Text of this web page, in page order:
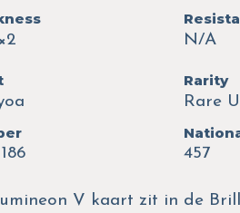
×2
N/A
Rarity
Rare
457
V kaart zit in de